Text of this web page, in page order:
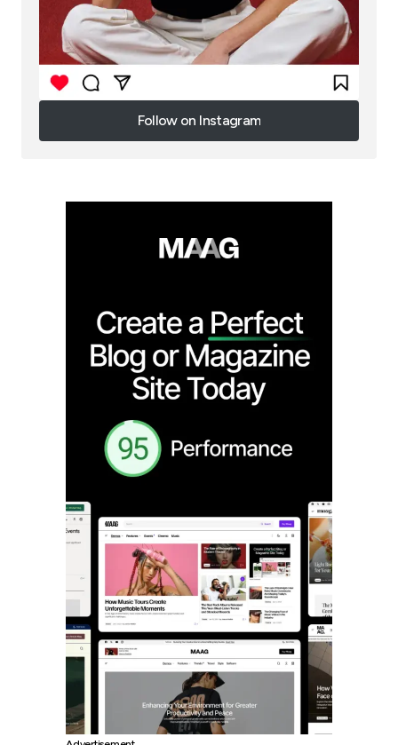
Follow on Instagram
Follow on Instagram